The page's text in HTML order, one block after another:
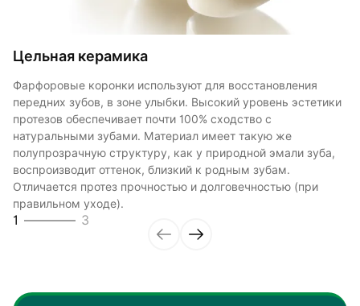
Цельная керамика
Фарфоровые коронки используют для восстановления
передних зубов, в зоне улыбки. Высокий уровень эстетики
протезов обеспечивает почти 100% сходство с
натуральными зубами. Материал имеет такую же
полупрозрачную структуру, как у природной эмали зуба,
воспроизводит оттенок, близкий к родным зубам.
Отличается протез прочностью и долговечностью (при
правильном уходе).
1 3
Циркониевое основание и керамическое
Изготавливаются из оксида циркония и покрываются
слоем керамики. Отличаются прочностью и
износоустойчивостью, гипоаллергенны. Готовые изделия
имеют приятный внешний вид, хорошо гармонируя с
натуральными зубами. Устанавливаются в любую зону
челюсти.
2 3
Цельный цирконий
Безметалловая коронка на основе диоксида циркония
устанавливается на обточенную здоровую часть зуба, в
большинстве случаев предварительно из корневого канала
удаляется нерв. Служить циркониевая коронка может от 5
до 30 лет. При правильной установке коронки её замена на
новую требуется только при возрастных изменениях
десны или патологических изменениях пародонта.
3 3